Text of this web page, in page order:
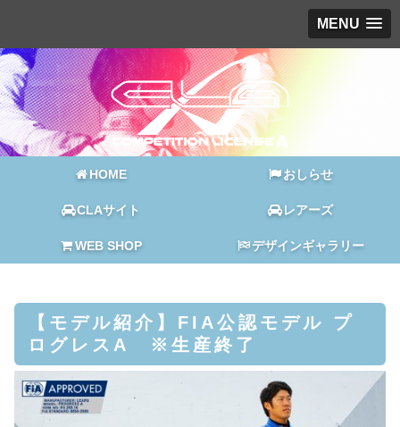
MENU
HOME おしらせ
CLAサイト レアーズ
WEB SHOP デザインギャラリー
【モデル紹介】FIA公認モデル プ
ログレスA ※生産終了